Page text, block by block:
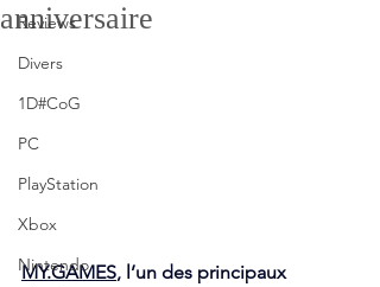
Reviews
Divers
1D#CoG
PC
PlayStation
Xbox
Nintendo
anniversaire
MY.GAMES, l’un des principaux